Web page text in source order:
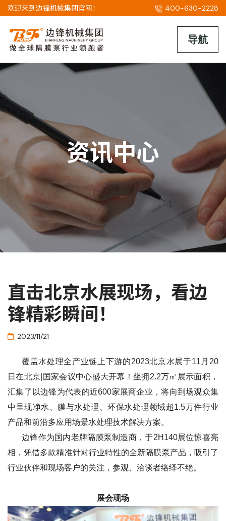
欢迎来到边锋机械集团官网！ 400-630-2228
资讯中心
直击北京水展现场，看边
锋精彩瞬间！
2023/11/21
覆盖水处理全产业链上下游的2023北京水展于11月20
日在北京|国家会议中心盛大开幕！坐拥2.2万㎡展示面积，
汇集了以边锋为代表的近600家展商企业，将向到场观众集
中呈现净水、膜与水处理、环保水处理领域超1.5万件行业
产品和前沿多应用场景水处理技术解决方案。
边锋作为国内老牌隔膜泵制造商，于2H140展位惊喜亮
相，凭借多款精准针对行业特性的全新隔膜泵产品，吸引了
行业伙伴和现场客户的关注，参观、洽谈者络绎不绝。
展会现场